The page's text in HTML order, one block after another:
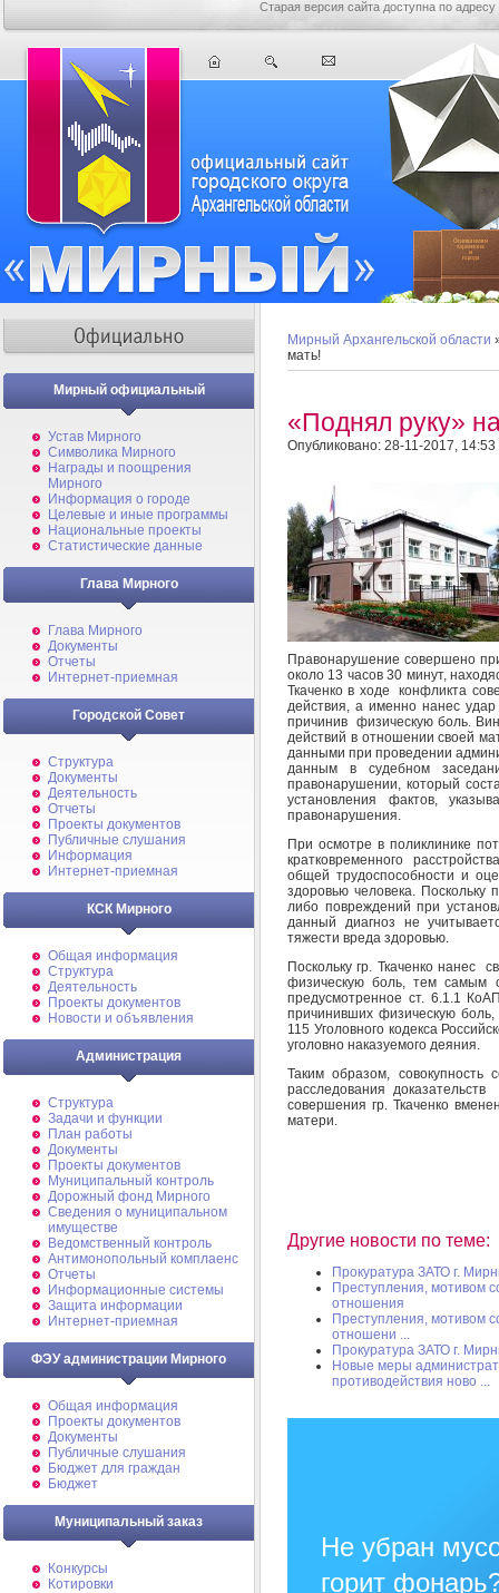
Старая версия сайта доступна по адресу
Мирный официальный
Устав Мирного
Символика Мирного
Награды и поощрения
Мирного
Информация о городе
Целевые и иные программы
Национальные проекты
Статистические данные
Глава Мирного
Глава Мирного
Документы
Отчеты
Интернет-приемная
Городской Совет
Структура
Документы
Деятельность
Отчеты
Проекты документов
Публичные слушания
Информация
Интернет-приемная
КСК Мирного
Общая информация
Структура
Деятельность
Проекты документов
Новости и объявления
Администрация
Структура
Задачи и функции
План работы
Документы
Проекты документов
Муниципальный контроль
Дорожный фонд Мирного
Cведения о муниципальном
имуществе
Ведомственный контроль
Антимонопольный комплаенс
Отчеты
Информационные системы
Защита информации
Интернет-приемная
ФЭУ администрации Мирного
Общая информация
Проекты документов
Документы
Публичные слушания
Бюджет для граждан
Бюджет
Муниципальный заказ
Конкурсы
Котировки
Мирный Архангельской области
мать!
«Поднял руку»
Опубликовано: 28-11-2017, 14:53
Правонарушение совершено
около 13 часов 30 минут,
Ткаченко в ходе конфликта
действия, а именно нанес удар
причинив физическую боль.
действий в отношении своей
данными при проведении
данным в судебном
правонарушении, который
установления фактов,
правонарушения.
При осмотре в поликлинике
кратковременного
общей трудоспособности и
здоровью человека.
либо повреждений при
данный диагноз не
тяжести вреда здоровью.
Поскольку гр. Ткаченко нанес
физическую боль, тем самым
предусмотренное ст. 6.1.1
причинивших физическую
115 Уголовного кодекса
уголовно наказуемого деяния.
Таким образом, совокупность
расследования
совершения гр. Ткаченко
матери.
Другие новости по теме:
Прокуратура ЗАТО г.
Преступления, мотивом
отношения
Преступления, мотивом
отношени ...
Прокуратура ЗАТО г.
Новые меры
противодействия ново ...
Не убран
горит